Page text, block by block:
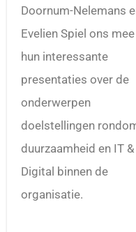
Doornum-Nelemans
Evelien Spiel ons
hun interessante
presentaties over de
onderwerpen
doelstellingen
duurzaamheid en IT &
Digital binnen de
organisatie.